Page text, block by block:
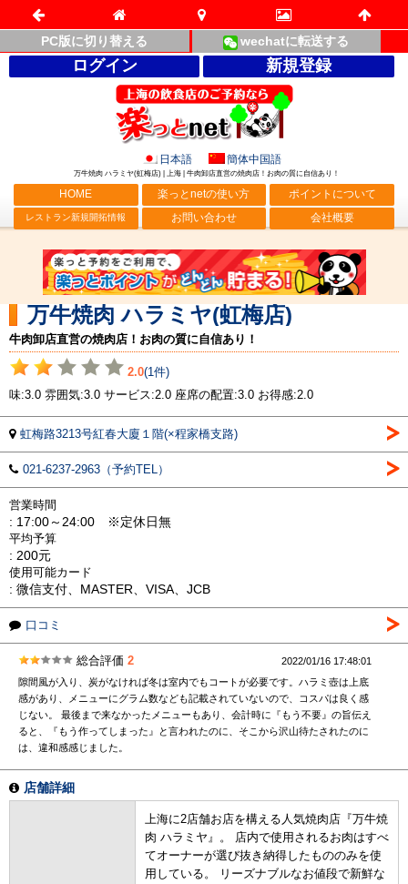
PC版に切り替える wechatに転送する
ログイン 新規登録
日本語 簡体中国語
万牛焼肉 ハラミヤ(虹梅店) | 上海 | 牛肉卸店直営の焼肉店！お肉の質に自信あり！
HOME 楽っとnetの使い方 ポイントについて
レストラン新規開拓情報 お問い合わせ 会社概要
万牛焼肉 ハラミヤ(虹梅店)
牛肉卸店直営の焼肉店！お肉の質に自信あり！
2.0(1件)
味:3.0 雰囲気:3.0 サービス:2.0 座席の配置:3.0 お得感:2.0
虹梅路3213号紅春大廈１階(×程家橋支路)
021-6237-2963（予約TEL）
営業時間
: 17:00～24:00 ※定休日無
平均予算
: 200元
使用可能カード
: 微信支付、MASTER、VISA、JCB
口コミ
総合評価 2
2022/01/16 17:48:01
隙間風が入り、炭がなければ冬は室内でもコートが必要です。ハラミ壺は上底
感があり、メニューにグラム数なども記載されていないので、コスパは良く感
じない。 最後まで来なかったメニューもあり、会計時に『もう不要』の旨伝え
ると、『もう作ってしまった』と言われたのに、そこから沢山待たされたのに
は、違和感感じました。
店舗詳細
上海に2店舗お店を構える人気焼肉店『万牛焼
肉 ハラミヤ』。 店内で使用されるお肉はすべ
てオーナーが選び抜き納得したもののみを使
用している。 リーズナブルなお値段で新鮮な